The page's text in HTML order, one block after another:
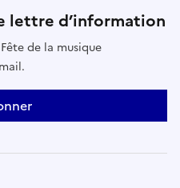
lettre d’information
de la musique